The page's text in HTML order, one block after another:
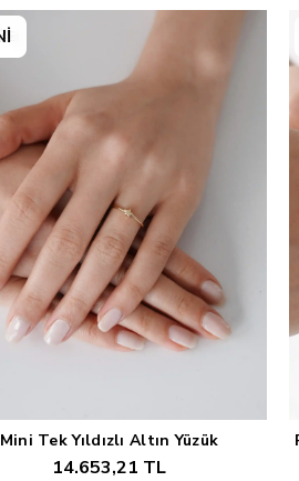
Sepete Ekle
Mini Tek Yıldızlı Altın Yüzük
14.653,21 TL